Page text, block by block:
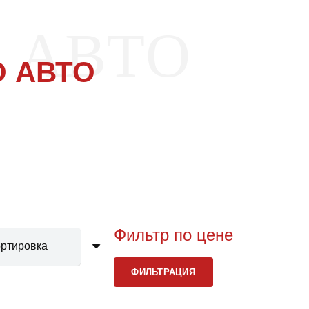
АВТО
Фильтр по цене
ФИЛЬТРАЦИЯ